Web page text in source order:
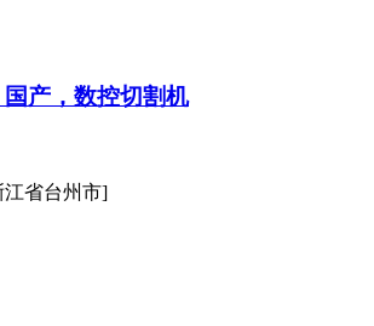
产，数控切割机
江省台州市]